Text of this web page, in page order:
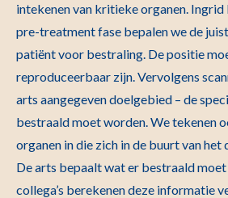
intekenen van kritieke organen. Ingrid
pre-treatment fase bepalen we de
patiënt voor bestraling. De positie
reproduceerbaar zijn. Vervolgens
arts aangegeven doelgebied – de
bestraald moet worden. We tekenen
organen in die zich in de buurt van
De arts bepaalt wat er bestraald
collega’s berekenen deze informatie